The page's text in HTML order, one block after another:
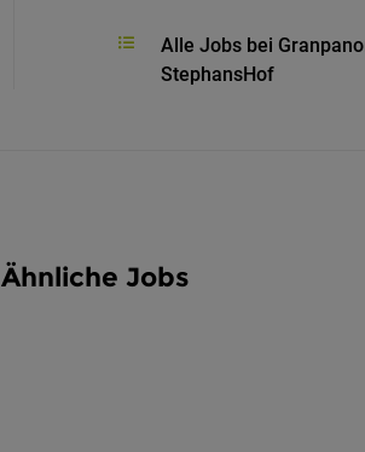
Alle Jobs bei
StephansHof
Ähnliche Jobs